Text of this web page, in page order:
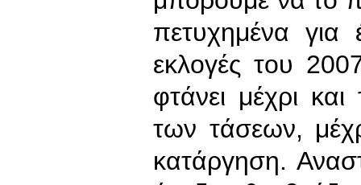
πετυχημένα για
εκλογές του
φτάνει μέχρι
των τάσεων,
κατάργηση.